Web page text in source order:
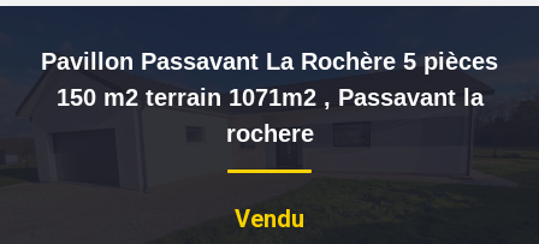
NOS AGENTS
BIENS VENDUS
ESTIMATION
Pavillon Passavant La Rochère 5 pièces
150 m2 terrain 1071m2 , Passavant la
rochere
Vendu